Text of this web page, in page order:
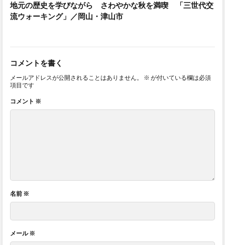
地元の歴史を学びながら さわやかな秋を満喫 「三世代交
流ウォーキング」／岡山・津山市
コメントを書く
メールアドレスが公開されることはありません。 ※ が付いている欄は必須
項目です
コメント ※
名前 ※
メール※